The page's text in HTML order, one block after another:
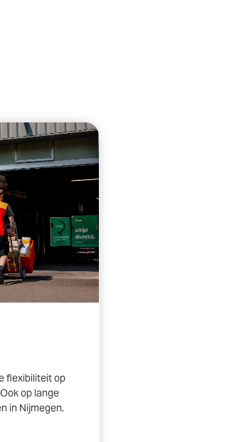
flexibiliteit op
op lange
in Nijmegen.